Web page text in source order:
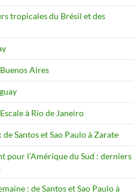
tropicales du Brésil et des
Aires
à Rio de Janeiro
de Santos et Sao Paulo à Zarate
pour l’Amérique du Sud : derniers
: de Santos et Sao Paulo à